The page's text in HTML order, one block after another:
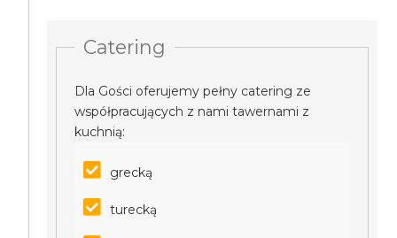
Catering
Dla Gości oferujemy pełny catering ze
współpracujących z nami tawernami z
kuchnią:
grecką
turecką